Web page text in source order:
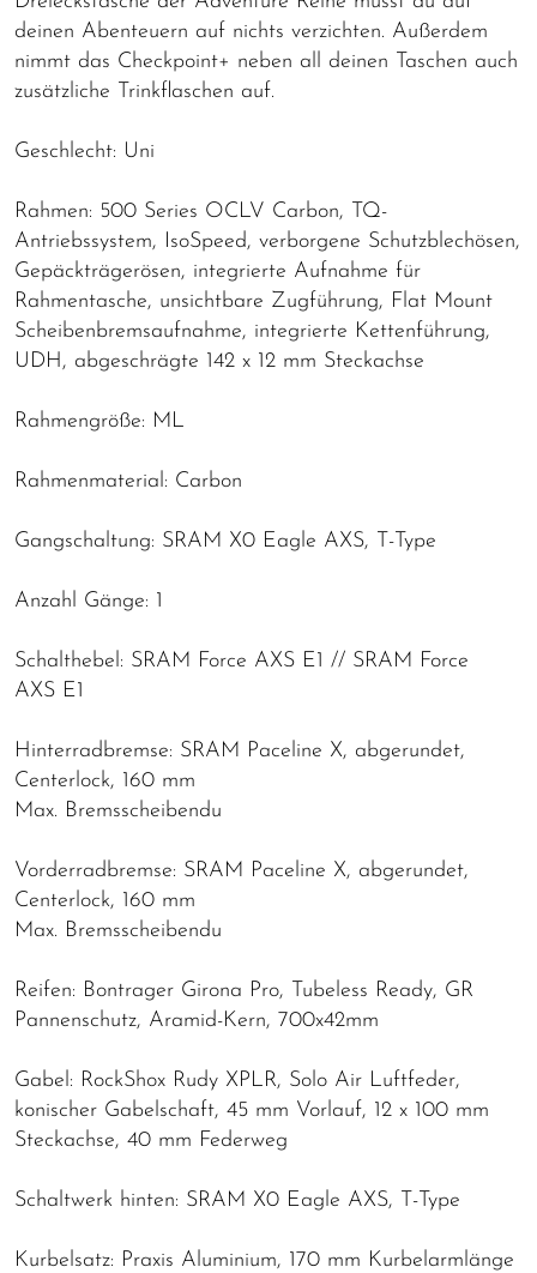
deinen Abenteuern auf nichts verzichten. Außerdem
nimmt das Checkpoint+ neben all deinen Taschen auch
zusätzliche Trinkflaschen auf.
Geschlecht: Uni
Rahmen: 500 Series OCLV Carbon, TQ-
Antriebssystem, IsoSpeed, verborgene Schutzblechösen,
Gepäckträgerösen, integrierte Aufnahme für
Rahmentasche, unsichtbare Zugführung, Flat Mount
Scheibenbremsaufnahme, integrierte Kettenführung,
UDH, abgeschrägte 142 x 12 mm Steckachse
Rahmengröße: ML
Rahmenmaterial: Carbon
Gangschaltung: SRAM X0 Eagle AXS, T-Type
Anzahl Gänge: 1
Schalthebel: SRAM Force AXS E1 // SRAM Force
AXS E1
Hinterradbremse: SRAM Paceline X, abgerundet,
Centerlock, 160 mm
Max. Bremsscheibendu
Vorderradbremse: SRAM Paceline X, abgerundet,
Centerlock, 160 mm
Max. Bremsscheibendu
Reifen: Bontrager Girona Pro, Tubeless Ready, GR
Pannenschutz, Aramid-Kern, 700x42mm
Gabel: RockShox Rudy XPLR, Solo Air Luftfeder,
konischer Gabelschaft, 45 mm Vorlauf, 12 x 100 mm
Steckachse, 40 mm Federweg
Schaltwerk hinten: SRAM X0 Eagle AXS, T-Type
Kurbelsatz: Praxis Aluminium, 170 mm Kurbelarmlänge